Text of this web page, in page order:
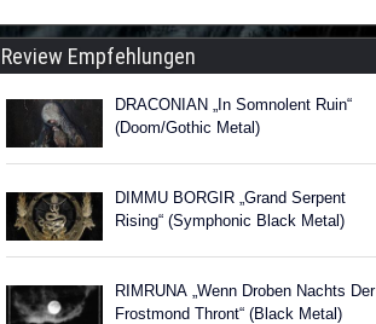
Review Empfehlungen
DRACONIAN „In Somnolent Ruin“
(Doom/Gothic Metal)
DIMMU BORGIR „Grand Serpent
Rising“ (Symphonic Black Metal)
RIMRUNA „Wenn Droben Nachts Der
Frostmond Thront“ (Black Metal)